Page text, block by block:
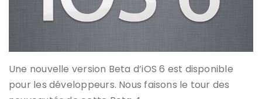
Une nouvelle version Beta d’iOS 6 est disponible
pour les développeurs. Nous faisons le tour des